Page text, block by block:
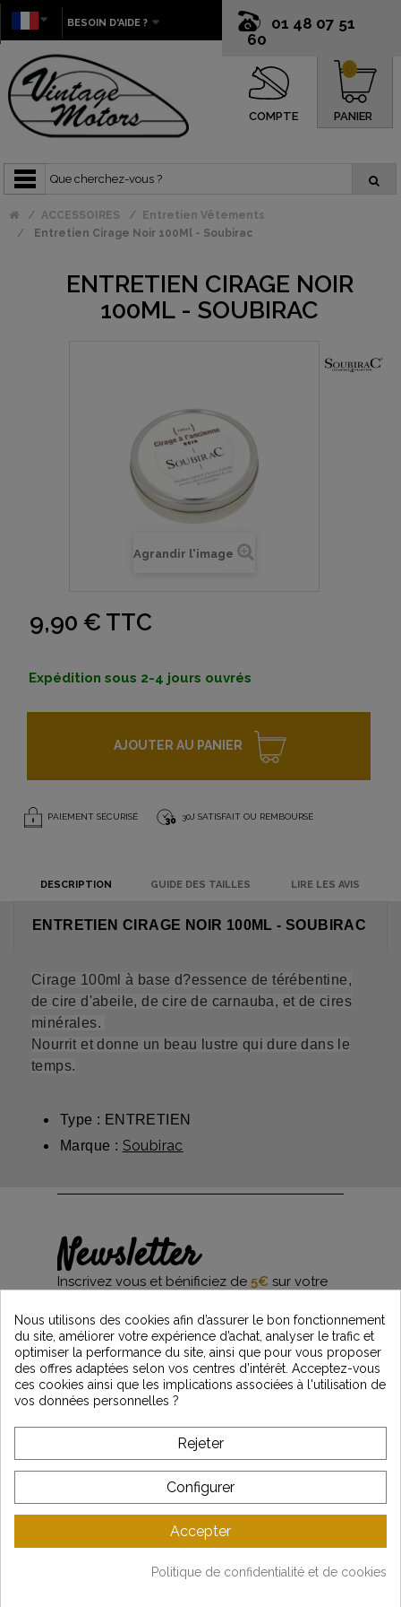
01 48 07 51
60
BESOIN D'AIDE ?
COMPTE PANIER
0
ACCESSOIRES
Entretien Vêtements
Entretien Cirage Noir 100Ml - Soubirac
ENTRETIEN CIRAGE NOIR
100ML - SOUBIRAC
Agrandir l'image
9,90 € TTC
Expédition sous 2-4 jours ouvrés
AJOUTER AU PANIER
PAIEMENT SÉCURISÉ 30J SATISFAIT OU REMBOURSÉ
DESCRIPTION GUIDE DES TAILLES LIRE LES AVIS
ENTRETIEN CIRAGE NOIR 100ML - SOUBIRAC
Cirage 100ml à base d?essence de térébentine,
de cire d'abeile, de cire de carnauba, et de cires
minérales.
Nourrit et donne un beau lustre qui dure dans le
temps.
Type : ENTRETIEN
Marque : Soubirac
Newsletter
Inscrivez vous et bénificiez de 5€ sur votre
et restez informés des dernières nouveautés
Vintage Motors
*Dès 99€ d'achat. En vous abonnant à notre newsletter, vous reconnaissez avoir pris
l'acceptez.
A PROPOS DE VINTAGE
SERVICE CLIENT
Gestion des données
Nous utilisons des cookies afin d’assurer le bon fonctionnement
du site, améliorer votre expérience d’achat, analyser le trafic et
optimiser la performance du site, ainsi que pour vous proposer
des offres adaptées selon vos centres d’intérêt. Acceptez-vous
ces cookies ainsi que les implications associées à l'utilisation de
vos données personnelles ?
Rejeter
Configurer
Accepter
Politique de confidentialité et de cookies